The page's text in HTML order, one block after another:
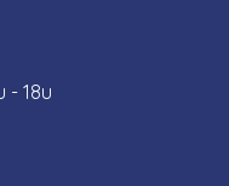
- 18u